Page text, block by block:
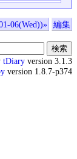
06(Wed))» 編集
tDiary version 3.1.3
version 1.8.7-p374